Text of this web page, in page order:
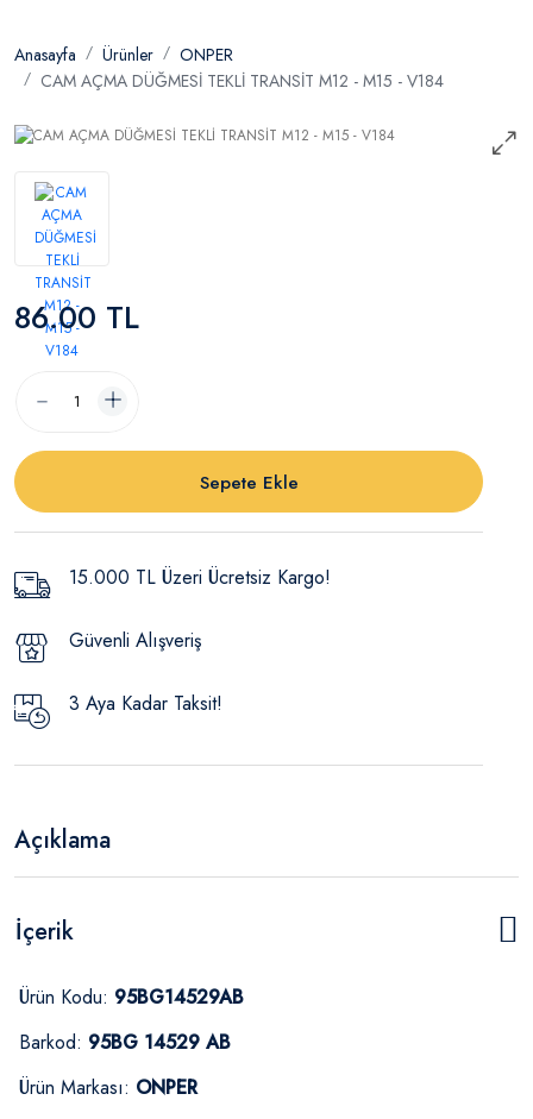
Anasayfa Ürünler
ONPER
CAM AÇMA DÜĞMESİ TEKLİ TRANSİT M12 - M15 - V184
86.00 TL
Sepete Ekle
15.000 TL Üzeri Ücretsiz Kargo!
Güvenli Alışveriş
3 Aya Kadar Taksit!
Açıklama
İçerik
Ürün Kodu: 95BG14529AB
Barkod: 95BG 14529 AB
Ürün Markası: ONPER